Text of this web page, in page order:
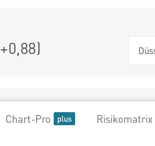
+0,88)
Chart-Pro Risikomatrix